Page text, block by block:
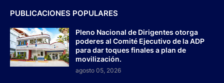
PUBLICACIONES POPULARES
Pleno Nacional de Dirigentes otorga
poderes al Comité Ejecutivo de la ADP
para dar toques finales a plan de
movilización.
agosto 05, 2026